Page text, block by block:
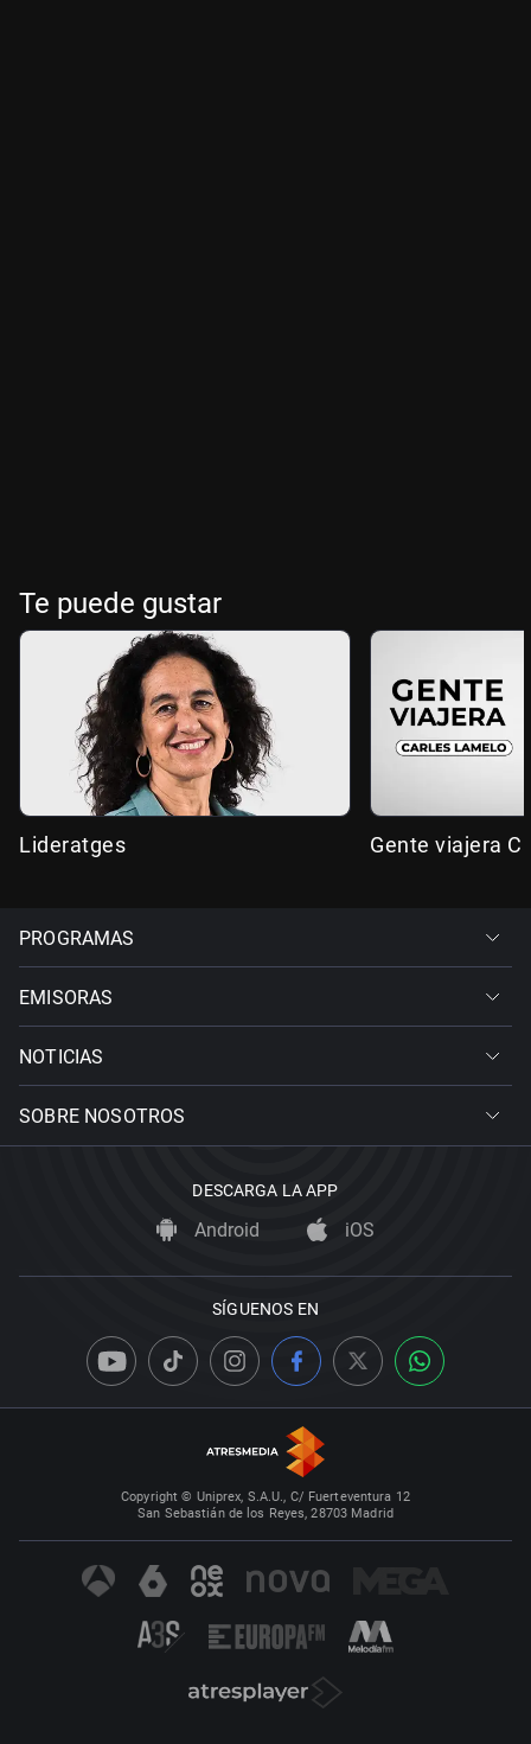
Te puede gustar
Lideratges Gente viajera
PROGRAMAS
EMISORAS
NOTICIAS
SOBRE NOSOTROS
DESCARGA LA APP
Android iOS
SÍGUENOS EN
Copyright © Uniprex, S.A.U., C/ Fuerteventura 12
San Sebastián de los Reyes, 28703 Madrid